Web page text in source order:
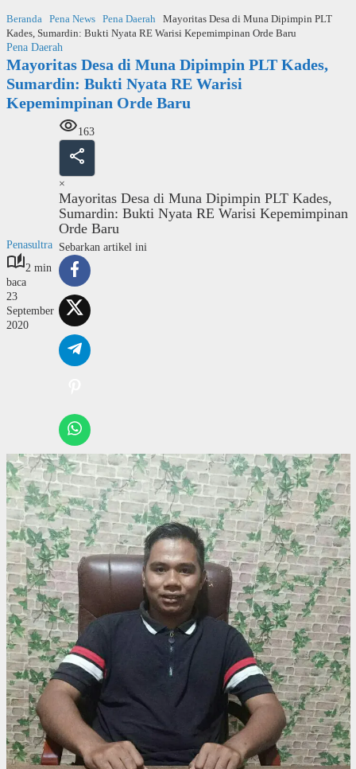
ke
konten
Beranda Pena News Pena Daerah
Mayoritas Desa di Muna Dipimpin PLT
Kades, Sumardin: Bukti Nyata RE Warisi Kepemimpinan Orde Baru
Pena Daerah
Mayoritas Desa di Muna Dipimpin PLT Kades,
Sumardin: Bukti Nyata RE Warisi
Kepemimpinan Orde Baru
Penasultra
2 min
baca
23
September
2020
163
×
Mayoritas Desa di Muna Dipimpin PLT Kades,
Sumardin: Bukti Nyata RE Warisi Kepemimpinan
Orde Baru
Sebarkan artikel ini